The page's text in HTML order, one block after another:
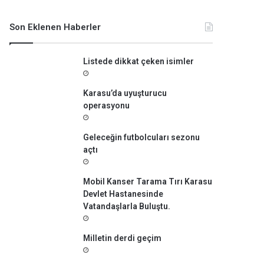
Son Eklenen Haberler
Listede dikkat çeken isimler
Karasu’da uyuşturucu
operasyonu
Geleceğin futbolcuları sezonu
açtı
Mobil Kanser Tarama Tırı Karasu
Devlet Hastanesinde
Vatandaşlarla Buluştu.
Milletin derdi geçim